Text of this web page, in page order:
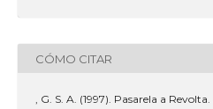
CÓMO CITAR
, G. S. A. (1997). Pasarela a Revolta.